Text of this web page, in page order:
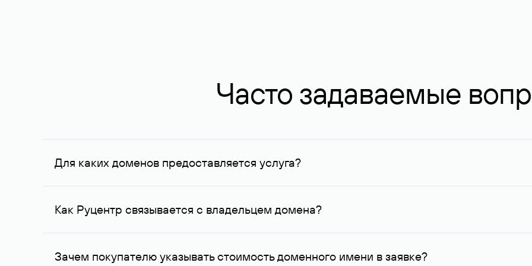
Часто задаваемые
Для каких доменов предоставляется услуга?
Услуга доступна для доменов, зарегистрированных в Руцентре и у других регистраторов. Для доменов,
Как Руцентр связывается с владельцем домена?
Для связи с владельцем домена используются его контактные данные, доступные Руцентру.
Зачем покупателю указывать стоимость доменного имени в заявке?